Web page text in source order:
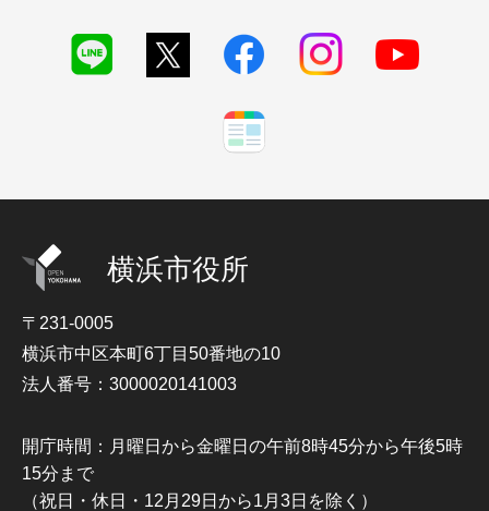
横浜市役所
〒231-0005
横浜市中区本町6丁目50番地の10
法人番号：3000020141003
開庁時間：月曜日から金曜日の午前8時45分から午後5時
15分まで
（祝日・休日・12月29日から1月3日を除く）